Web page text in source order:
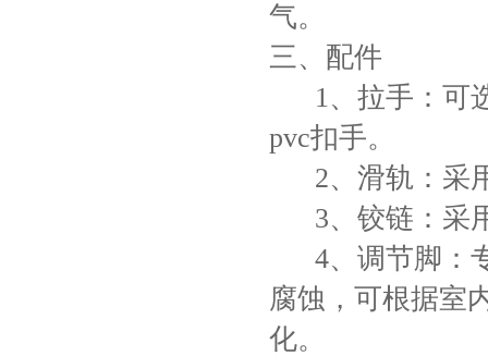
气。
三、配件
1、拉手：可选
pvc扣手。
2、滑轨：采
3、铰链：采
4、调节脚：专
腐蚀，可根据室
化。